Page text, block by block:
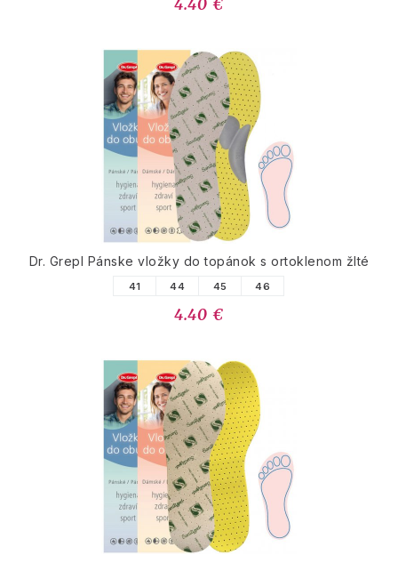
4.40 €
Dr. Grepl Pánske vložky do topánok s ortoklenom žlté
41 44 45 46
4.40 €